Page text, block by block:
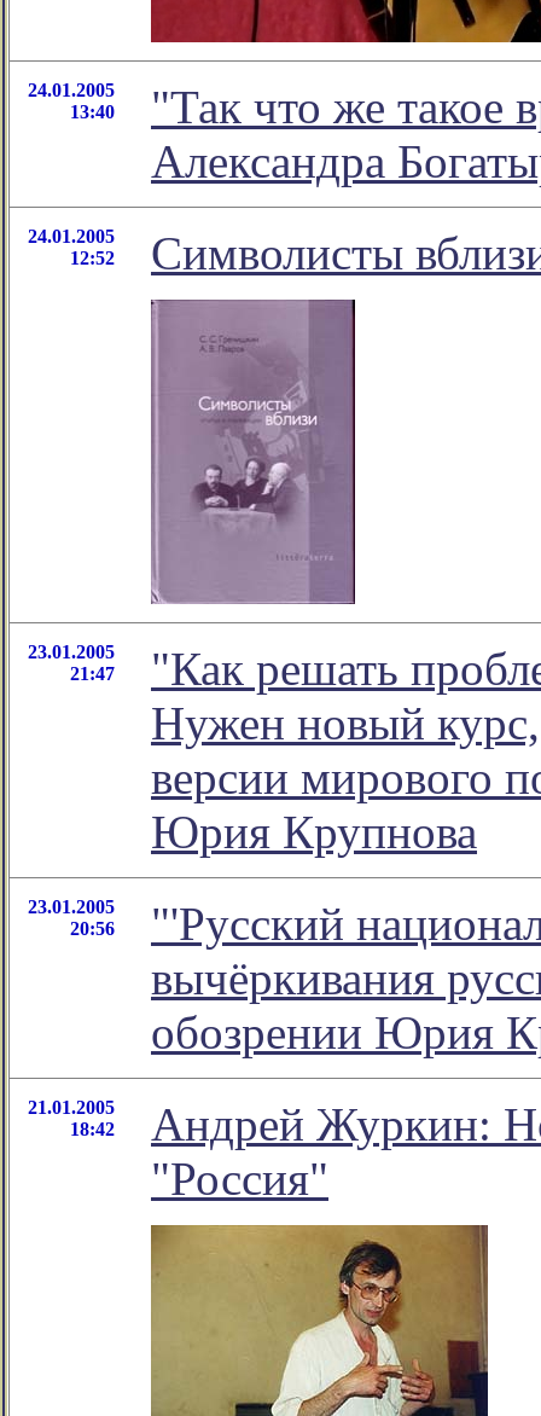
24.01.2005
13:40
"Так что же такое
Александра
24.01.2005
12:52
Символисты
23.01.2005
21:47
"Как решать
Нужен новый
версии мирового
Юрия Крупнова
23.01.2005
20:56
"'Русский
вычёркивания
обозрении Юрия
21.01.2005
18:42
Андрей Журкин:
"Россия"